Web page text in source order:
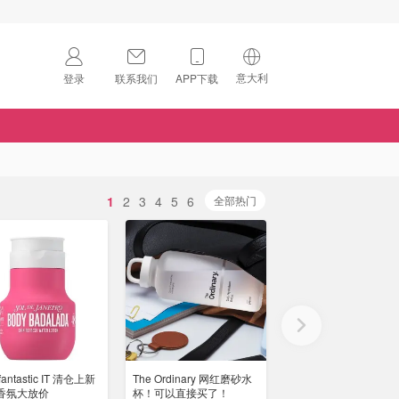
登录 联系我们 APP下载
扫码下载 App
Download on the
App Store
Download the
Android App
意大利
🇺🇸
🇨🇦加拿大
🇬🇧英国
🇩🇪
德国
🇫🇷法国
🇮🇹意大利
🇦🇺澳洲
IT 清仓上新
氛大放价
The Ordinary 网红磨砂水
杯！可以直接买了！
1 2 3 4 5 6 全部热门